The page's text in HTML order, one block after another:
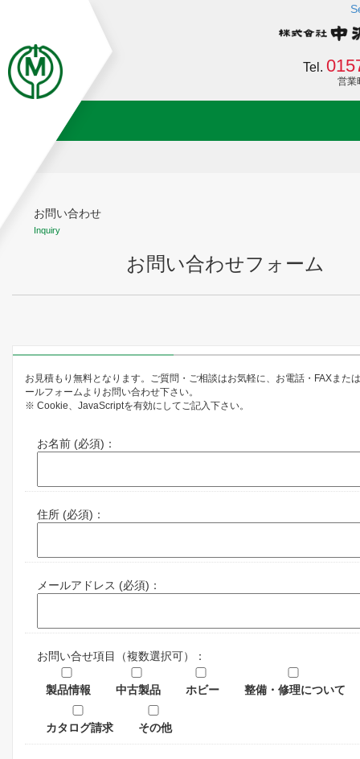
Tel.
営業
お問い合わせ
Inquiry
お問い合わせフォーム
お見積もり無料となります。ご質問・ご相談はお気軽に、お電話・FAXまた
ールフォームよりお問い合わせ下さい。
※ Cookie、JavaScriptを有効にしてご記入下さい。
お名前 (必須)：
住所 (必須)：
メールアドレス (必須)：
お問い合せ項目（複数選択可）：
製品情報 中古製品 ホビー 整備・修理について
カタログ請求 その他